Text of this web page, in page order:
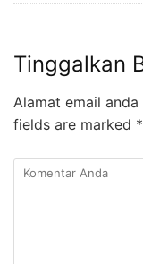
Tinggalkan
Alamat email
fields are marked *